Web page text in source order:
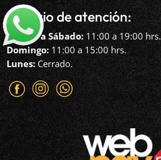
Horario de atención:
Martes a Sábado: 11:00 a 19:00 hrs.
Domingo: 11:00 a 15:00 hrs.
Lunes: Cerrado.